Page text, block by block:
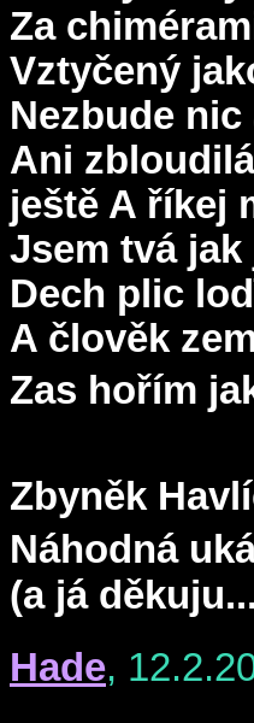
Za
Vztyčený
Nezbude
Ani
ještě A říkej
Jsem tvá
Dech plic
A člověk
Zas hořím
Zbyněk
Náhodná
(a já
Hade,